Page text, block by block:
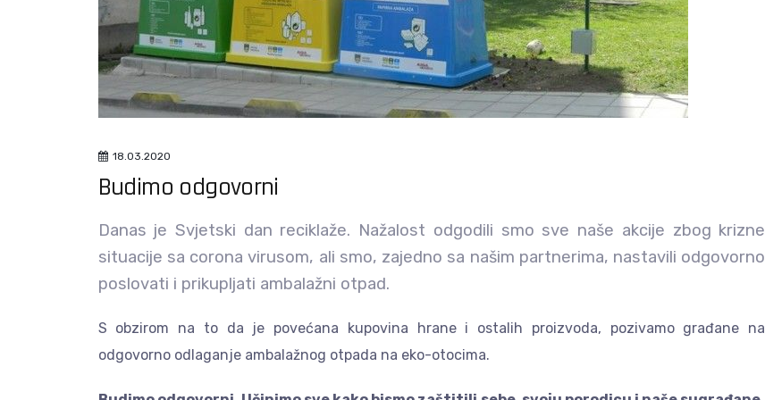
18.03.2020
Budimo odgovorni
Danas je Svjetski dan reciklaže. Nažalost odgodili smo sve naše akcije zbog krizne
situacije sa corona virusom, ali smo, zajedno sa našim partnerima, nastavili odgovorno
poslovati i prikupljati ambalažni otpad.
S obzirom na to da je povećana kupovina hrane i ostalih proizvoda, pozivamo građane na
odgovorno odlaganje ambalažnog otpada na eko-otocima.